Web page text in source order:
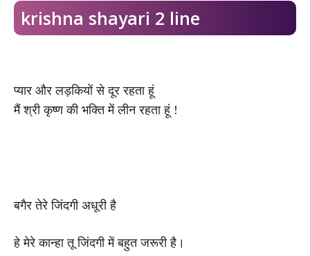
krishna shayari 2 line
प्यार और लड़कियों से दूर रहता हूं
मैं श्री कृष्ण की भक्ति में लीन रहता हूं !
बगैर तेरे जिंदगी अधूरी है
हे मेरे कान्हा तू जिंदगी में बहुत जरूरी है।